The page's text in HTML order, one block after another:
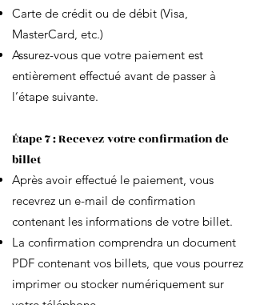
Carte de crédit ou de débit (Visa,
MasterCard, etc.)
Assurez-vous que votre paiement est
entièrement effectué avant de passer à
l’étape suivante.
Étape 7 : Recevez votre confirmation de
billet
Après avoir effectué le paiement, vous
recevrez un e-mail de confirmation
contenant les informations de votre billet.
La confirmation comprendra un document
PDF contenant vos billets, que vous pourrez
imprimer ou stocker numériquement sur